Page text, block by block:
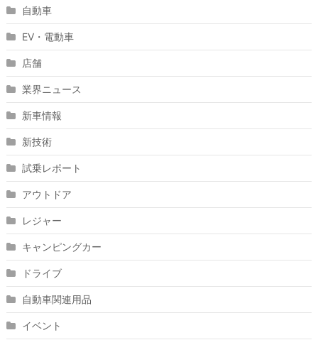
自動車
EV・電動車
店舗
業界ニュース
新車情報
新技術
試乗レポート
アウトドア
レジャー
キャンピングカー
ドライブ
自動車関連用品
イベント